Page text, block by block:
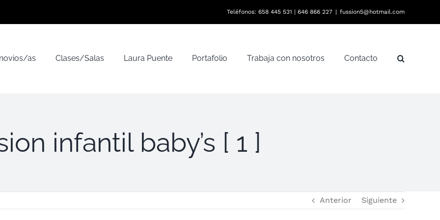
Teléfonos: 658 445 531 | 646 866 227 | fussion5@hotmail.com
as Clases/Salas Laura Puente Portafolio Trabaja con nosotros Contacto
infantil baby’s [ 1 ]
Anterior Siguiente